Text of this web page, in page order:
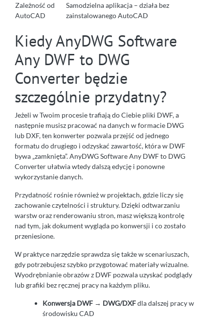
Zależność od
AutoCAD
Samodzielna aplikacja – działa bez
zainstalowanego AutoCAD
Kiedy AnyDWG Software
Any DWF to DWG
Converter będzie
szczególnie przydatny?
Jeżeli w Twoim procesie trafiają do Ciebie pliki DWF, a
następnie musisz pracować na danych w formacie DWG
lub DXF, ten konwerter pozwala przejść od jednego
formatu do drugiego i odzyskać zawartość, która w DWF
bywa „zamknięta”. AnyDWG Software Any DWF to DWG
Converter ułatwia wtedy dalszą edycję i ponowne
wykorzystanie danych.
Przydatność rośnie również w projektach, gdzie liczy się
zachowanie czytelności i struktury. Dzięki odtwarzaniu
warstw oraz renderowaniu stron, masz większą kontrolę
nad tym, jak dokument wygląda po konwersji i co zostało
przeniesione.
W praktyce narzędzie sprawdza się także w scenariuszach,
gdy potrzebujesz szybko przygotować materiały wizualne.
Wyodrębnianie obrazów z DWF pozwala uzyskać podglądy
lub grafiki bez ręcznej pracy na każdym pliku.
Konwersja DWF → DWG/DXFdla dalszej pracy w
środowisku CAD